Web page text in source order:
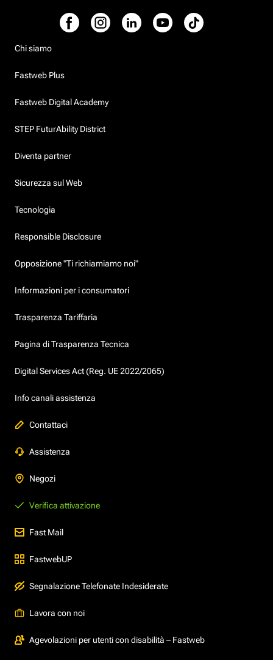
Chi siamo
Fastweb Plus
Fastweb Digital Academy
STEP FuturAbility District
Diventa partner
Sicurezza sul Web
Tecnologia
Responsible Disclosure
Opposizione "Ti richiamiamo noi"
Informazioni per i consumatori
Trasparenza Tariffaria
Pagina di Trasparenza Tecnica
Digital Services Act (Reg. UE 2022/2065)
Info canali assistenza
Contattaci
Assistenza
Negozi
Verifica attivazione
Fast Mail
FastwebUP
Segnalazione Telefonate Indesiderate
Lavora con noi
Agevolazioni per utenti con disabilità – Fastweb